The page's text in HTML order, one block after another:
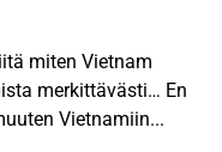
kasvattamaan
talouden
miten Vietnam
merkittävästi… En
Vietnamiin...